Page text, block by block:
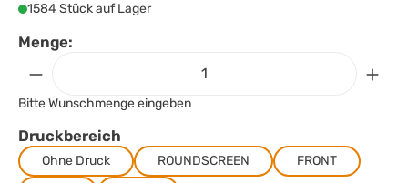
1584 Stück auf Lager
Menge:
Bitte Wunschmenge eingeben
Druckbereich
Ohne Druck ROUNDSCREEN
FRONT